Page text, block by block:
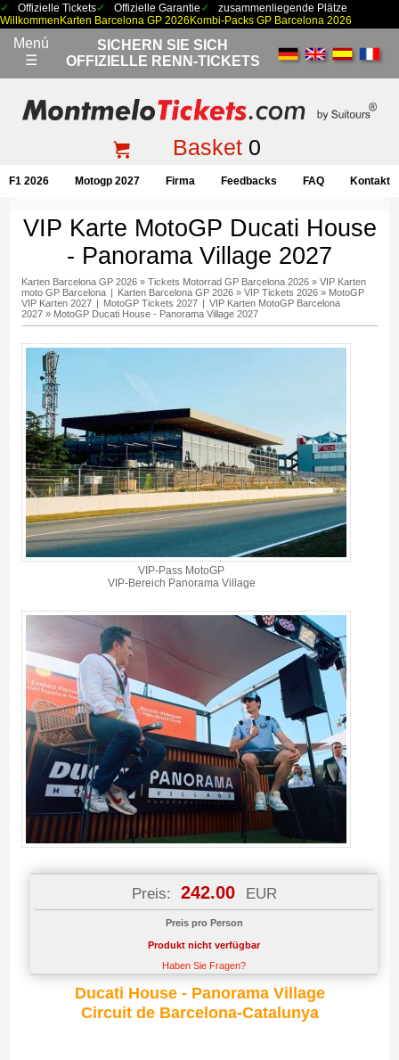
Offizielle Tickets Offizielle Garantie
zusammenliegende Plätze
Willkommen Karten Barcelona GP 2026 Kombi-Packs GP Barcelona 2026
Menú
☰
SICHERN SIE SICH
OFFIZIELLE RENN-TICKETS
Basket0
F1 2026 Motogp 2027 Firma Feedbacks FAQ Kontakt
VIP Karte MotoGP Ducati House
- Panorama Village 2027
Karten Barcelona GP 2026» Tickets Motorrad GP Barcelona 2026» VIP Karten
moto GP Barcelona | Karten Barcelona GP 2026» VIP Tickets 2026» MotoGP
VIP Karten 2027 | MotoGP Tickets 2027 | VIP Karten MotoGP Barcelona
2027» MotoGP Ducati House - Panorama Village 2027
VIP-Pass MotoGP
VIP-Bereich Panorama Village
Preis: 242.00 EUR
Preis pro Person
Produkt nicht verfügbar
Haben Sie Fragen?
Ducati House - Panorama Village
Circuit de Barcelona-Catalunya